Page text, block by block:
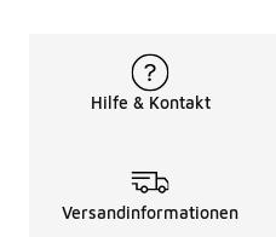
Hilfe & Kontakt
Versandinformationen